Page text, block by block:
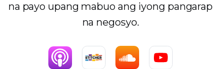
na payo upang mabuo ang iyong pangarap
na negosyo.